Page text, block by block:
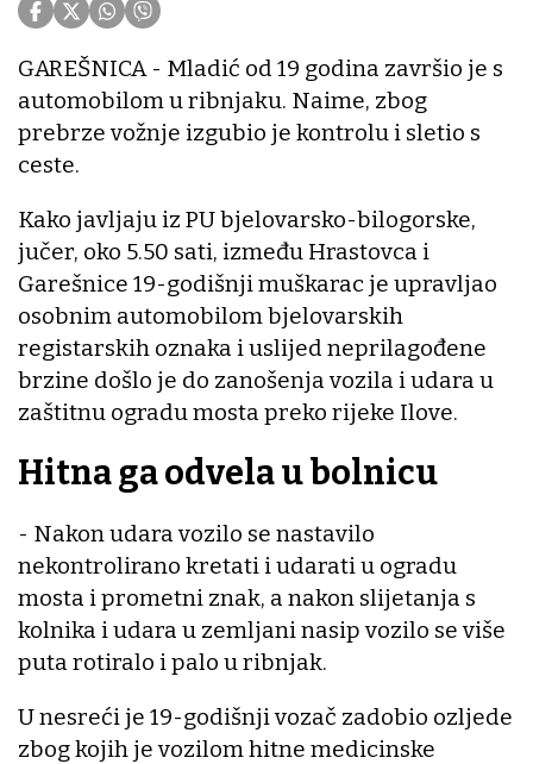
GAREŠNICA - Mladić od 19 godina završio je s
automobilom u ribnjaku. Naime, zbog
prebrze vožnje izgubio je kontrolu i sletio s
ceste.
Kako javljaju iz PU bjelovarsko-bilogorske,
jučer, oko 5.50 sati, između Hrastovca i
Garešnice 19-godišnji muškarac je upravljao
osobnim automobilom bjelovarskih
registarskih oznaka i uslijed neprilagođene
brzine došlo je do zanošenja vozila i udara u
zaštitnu ogradu mosta preko rijeke Ilove.
Hitna ga odvela u bolnicu
- Nakon udara vozilo se nastavilo
nekontrolirano kretati i udarati u ogradu
mosta i prometni znak, a nakon slijetanja s
kolnika i udara u zemljani nasip vozilo se više
puta rotiralo i palo u ribnjak.
U nesreći je 19-godišnji vozač zadobio ozljede
zbog kojih je vozilom hitne medicinske